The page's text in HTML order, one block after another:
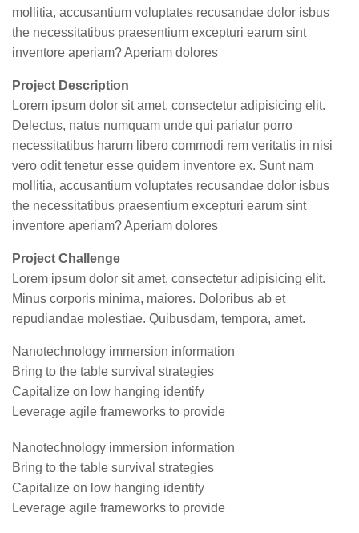
mollitia, accusantium voluptates recusandae dolor isbus
the necessitatibus praesentium excepturi earum sint
inventore aperiam? Aperiam dolores
Project Description
Lorem ipsum dolor sit amet, consectetur adipisicing elit.
Delectus, natus numquam unde qui pariatur porro
necessitatibus harum libero commodi rem veritatis in nisi
vero odit tenetur esse quidem inventore ex. Sunt nam
mollitia, accusantium voluptates recusandae dolor isbus
the necessitatibus praesentium excepturi earum sint
inventore aperiam? Aperiam dolores
Project Challenge
Lorem ipsum dolor sit amet, consectetur adipisicing elit.
Minus corporis minima, maiores. Doloribus ab et
repudiandae molestiae. Quibusdam, tempora, amet.
Nanotechnology immersion information
Bring to the table survival strategies
Capitalize on low hanging identify
Leverage agile frameworks to provide
Nanotechnology immersion information
Bring to the table survival strategies
Capitalize on low hanging identify
Leverage agile frameworks to provide